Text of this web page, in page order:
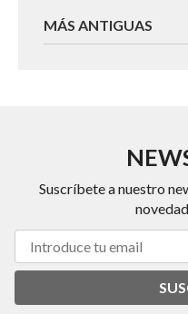
MÁS ANTIGUAS
Suscríbete a nuestro